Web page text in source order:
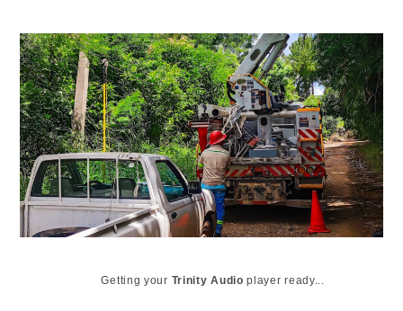
Getting your Trinity Audio player ready...